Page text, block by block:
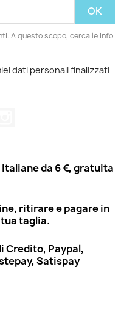
A questo scopo, cerca le info
dati personali finalizzati
da 6 €, gratuita
ritirare e pagare in
taglia.
Credito, Paypal,
Satispay